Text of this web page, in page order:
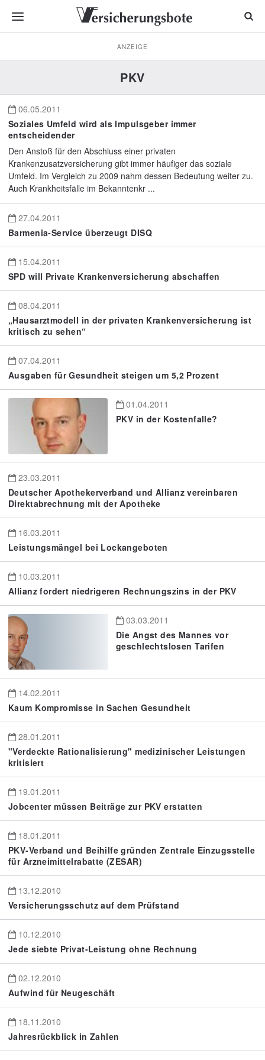
ANZEIGE
PKV
06.05.2011
Soziales Umfeld wird als Impulsgeber immer
entscheidender
Den Anstoß für den Abschluss einer privaten
Krankenzusatzversicherung gibt immer häufiger das soziale
Umfeld. Im Vergleich zu 2009 nahm dessen Bedeutung weiter zu.
Auch Krankheitsfälle im Bekanntenkr ...
27.04.2011
Barmenia-Service überzeugt DISQ
15.04.2011
SPD will Private Krankenversicherung abschaffen
08.04.2011
„Hausarztmodell in der privaten Krankenversicherung ist
kritisch zu sehen“
07.04.2011
Ausgaben für Gesundheit steigen um 5,2 Prozent
01.04.2011
PKV in der Kostenfalle?
23.03.2011
Deutscher Apothekerverband und Allianz vereinbaren
Direktabrechnung mit der Apotheke
16.03.2011
Leistungsmängel bei Lockangeboten
10.03.2011
Allianz fordert niedrigeren Rechnungszins in der PKV
03.03.2011
Die Angst des Mannes vor
geschlechtslosen Tarifen
14.02.2011
Kaum Kompromisse in Sachen Gesundheit
28.01.2011
"Verdeckte Rationalisierung" medizinischer Leistungen
kritisiert
19.01.2011
Jobcenter müssen Beiträge zur PKV erstatten
18.01.2011
PKV-Verband und Beihilfe gründen Zentrale Einzugsstelle
für Arzneimittelrabatte (ZESAR)
13.12.2010
Versicherungsschutz auf dem Prüfstand
10.12.2010
Jede siebte Privat-Leistung ohne Rechnung
02.12.2010
Aufwind für Neugeschäft
18.11.2010
Jahresrückblick in Zahlen